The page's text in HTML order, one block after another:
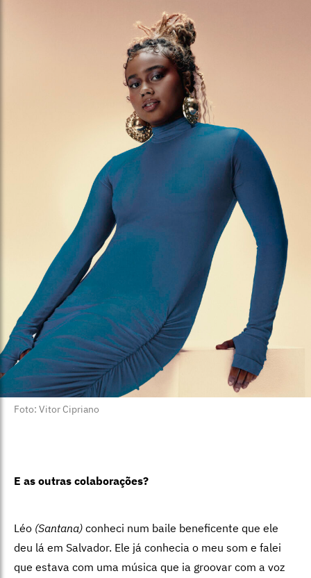
Foto: Vitor Cipriano
E as outras colaborações?
Léo (Santana) conheci num baile beneficente que ele
deu lá em Salvador. Ele já conhecia o meu som e falei
que estava com uma música que ia groovar com a voz